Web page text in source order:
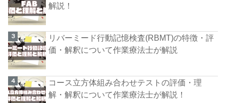
解説！
リバーミード行動記憶検査(RBMT)の特徴・評
価・解釈について作業療法士が解説
コース立方体組み合わせテストの評価・理
解・解釈について作業療法士が解説！